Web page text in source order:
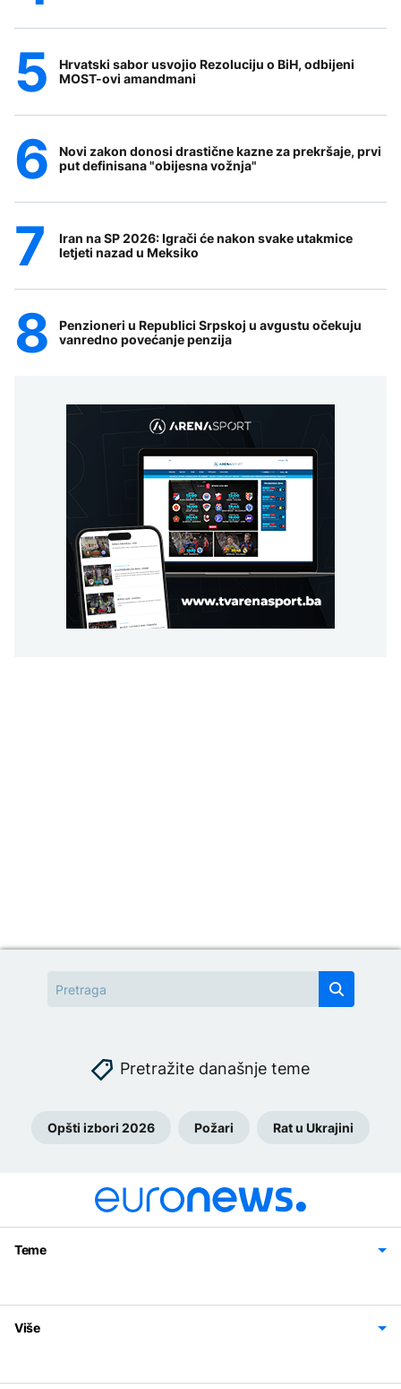
Hrvatski sabor usvojio Rezoluciju o BiH, odbijeni
MOST-ovi amandmani
Novi zakon donosi drastične kazne za prekršaje, prvi
put definisana "obijesna vožnja"
Iran na SP 2026: Igrači će nakon svake utakmice
letjeti nazad u Meksiko
Penzioneri u Republici Srpskoj u avgustu očekuju
vanredno povećanje penzija
Pretražite današnje teme
Opšti izbori 2026 Požari Rat u Ukrajini
Teme
Svijet
Sport
Magazin
Više